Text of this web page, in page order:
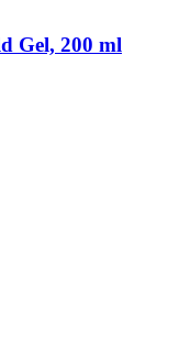
Gel, 200 ml